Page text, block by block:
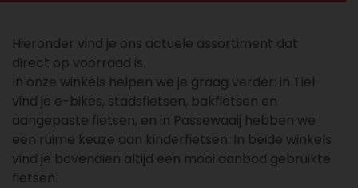
Hieronder vind je ons actuele assortiment dat
direct op voorraad is.
In onze winkels helpen we je graag verder: in Tiel
vind je e-bikes, stadsfietsen, bakfietsen en
aangepaste fietsen, en in Passewaaij hebben we
een ruime keuze aan kinderfietsen. In beide winkels
vind je bovendien altijd een mooi aanbod gebruikte
fietsen.